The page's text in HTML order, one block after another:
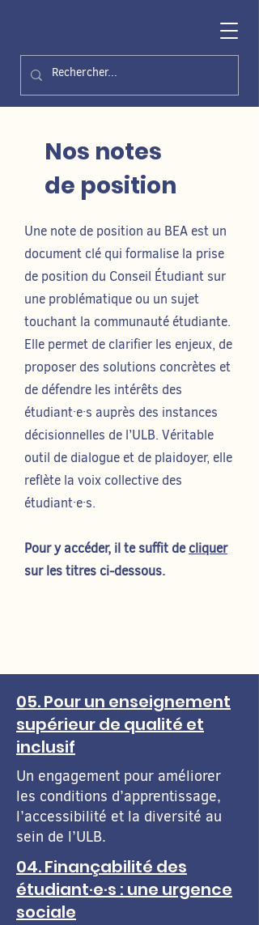
Nos notes
de position
Une note de position au BEA est un
document clé qui formalise la prise
de position du Conseil Étudiant sur
une problématique ou un sujet
touchant la communauté étudiante.
Elle permet de clarifier les enjeux, de
proposer des solutions concrètes et
de défendre les intérêts des
étudiant·e·s auprès des instances
décisionnelles de l’ULB. Véritable
outil de dialogue et de plaidoyer, elle
reflète la voix collective des
étudiant·e·s.
Pour y accéder, il te suffit decliquer
sur les titres ci-dessous.
05. Pour un enseignement
supérieur de qualité et
inclusif
Un engagement pour améliorer
les conditions d’apprentissage,
l’accessibilité et la diversité au
sein de l’ULB.
04. Finançabilité des
étudiant·e·s : une urgence
sociale